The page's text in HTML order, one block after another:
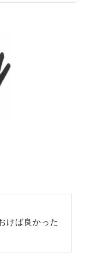
けば良かった